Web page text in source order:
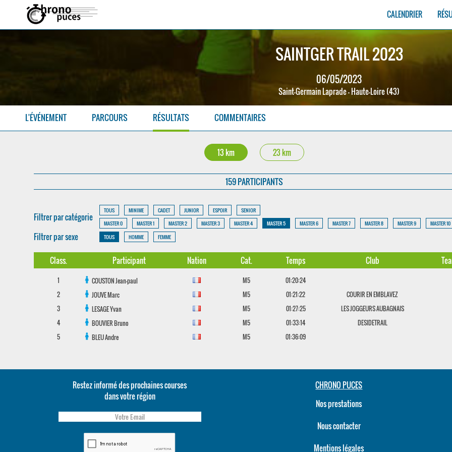
CALENDRIER
SAINTGER TRAIL 2023
06/05/2023
Saint-Germain Laprade - Haute-Loire (43)
L'ÉVÉNEMENT PARCOURS RÉSULTATS COMMENTAIRES
13 km 23 km
159 PARTICIPANTS
Filtrer par catégorie
TOUS MINIME CADET JUNIOR ESPOIR
SENIOR
MASTER 0
MASTER 1 MASTER 2 MASTER 3 MASTER 4 MASTER 5 MASTER 6 MASTER 7 MASTER 8 MASTER 9 MASTER 10
Filtrer par sexe TOUS HOMME FEMME
Class. Participant Nation Cat. Temps Club
1 COUSTONJean-paul M5
01:20:24
2
JOUVEMarc M5 01:21:22
COURIR EN EMBLAVEZ
3
LESAGEYvan M5 01:27:25
LES JOGGEURS AUBAGNAIS
4
BOUVIERBruno M5 01:33:14
DESIDETRAIL
5
BLEUAndre M5 01:36:09
Restez informé des prochaines courses
dans votre région
CHRONO PUCES
Nos prestations
Nous contacter
Mentions légales